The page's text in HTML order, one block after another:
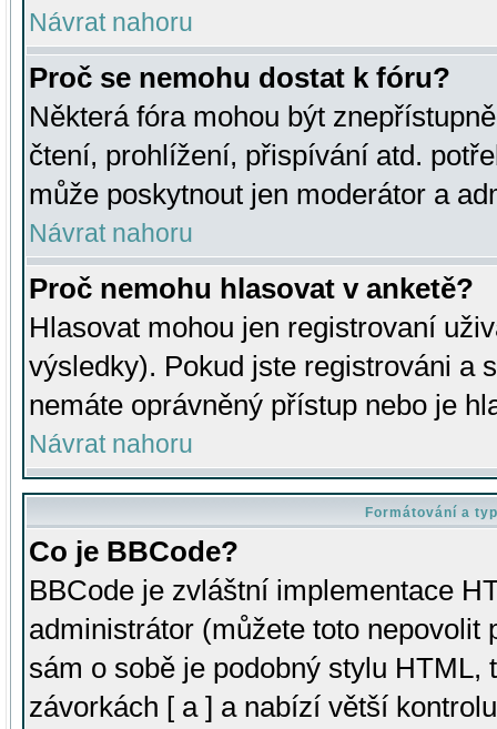
Návrat nahoru
Proč se nemohu dostat k fóru?
Některá fóra mohou být
čtení, prohlížení, přispívání atd.
může poskytnout jen moderátor a
Návrat nahoru
Proč nemohu hlasovat v anketě?
Hlasovat mohou jen registrovaní
výsledky). Pokud jste registrováni a
nemáte oprávněný přístup nebo je
Návrat nahoru
Formátování a
Co je BBCode?
BBCode je zvláštní implementace
administrátor (můžete toto
sám o sobě je podobný stylu HTML,
závorkách [ a ] a nabízí větší